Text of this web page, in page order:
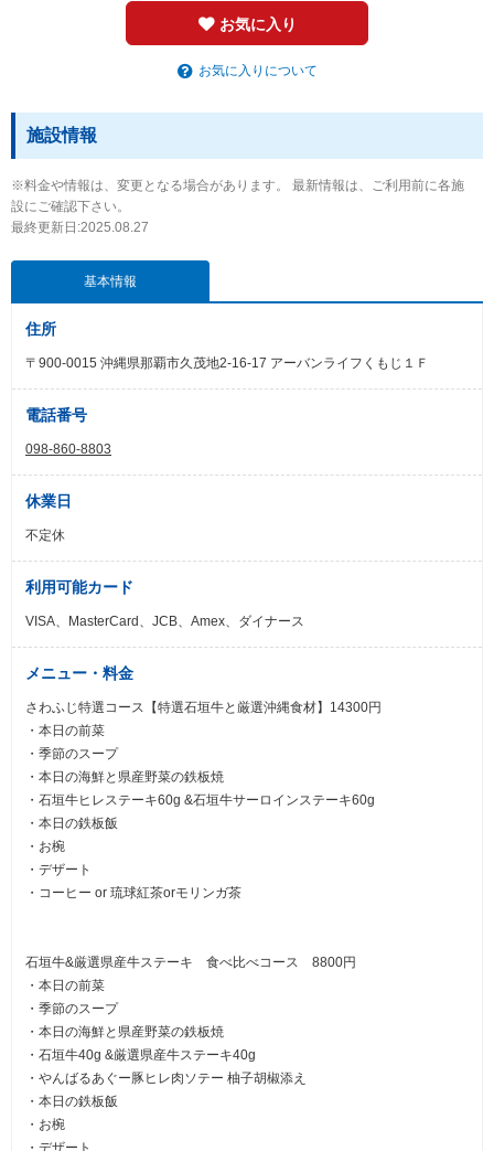
お気に入り
お気に入りについて
施設情報
※料金や情報は、変更となる場合があります。 最新情報は、ご利用前に各施
設にご確認下さい。
最終更新日:2025.08.27
基本情報
住所
〒900-0015 沖縄県那覇市久茂地2-16-17 アーバンライフくもじ１Ｆ
電話番号
098-860-8803
休業日
不定休
利用可能カード
VISA、MasterCard、JCB、Amex、ダイナース
メニュー・料金
さわふじ特選コース【特選石垣牛と厳選沖縄食材】14300円
・本日の前菜
・季節のスープ
・本日の海鮮と県産野菜の鉄板焼
・石垣牛ヒレステーキ60g &石垣牛サーロインステーキ60g
・本日の鉄板飯
・お椀
・デザート
・コーヒー or 琉球紅茶orモリンガ茶
石垣牛&厳選県産牛ステーキ 食べ比べコース 8800円
・本日の前菜
・季節のスープ
・本日の海鮮と県産野菜の鉄板焼
・石垣牛40g &厳選県産牛ステーキ40g
・やんばるあぐー豚ヒレ肉ソテー 柚子胡椒添え
・本日の鉄板飯
・お椀
・デザート